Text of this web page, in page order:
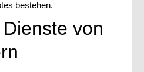
bestehen.
von